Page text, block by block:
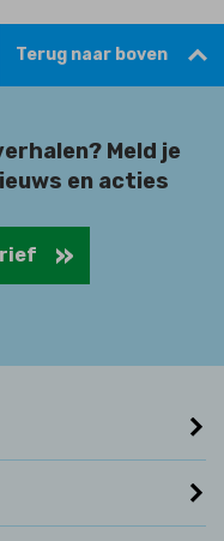
Terug naar boven
Meld je
en acties